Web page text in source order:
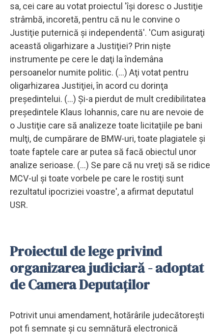
sa, cei care au votat proiectul 'îşi doresc o Justiţie
strâmbă, incoretă, pentru că nu le convine o
Justiţie puternică şi independentă'. 'Cum asiguraţi
această oligarhizare a Justiţiei? Prin nişte
instrumente pe cere le daţi la îndemâna
persoanelor numite politic. (...) Aţi votat pentru
oligarhizarea Justiţiei, în acord cu dorinţa
preşedintelui. (...) Şi-a pierdut de mult credibilitatea
preşedintele Klaus Iohannis, care nu are nevoie de
o Justiţie care să analizeze toate licitaţiile pe bani
mulţi, de cumpărare de BMW-uri, toate plagiatele şi
toate faptele care ar putea să facă obiectul unor
analize serioase. (...) Se pare că nu vreţi să se ridice
MCV-ul şi toate vorbele pe care le rostiţi sunt
rezultatul ipocriziei voastre', a afirmat deputatul
USR.
Proiectul de lege privind
organizarea judiciară - adoptat
de Camera Deputaţilor
Potrivit unui amendament, hotărârile judecătoreşti
pot fi semnate şi cu semnătură electronică